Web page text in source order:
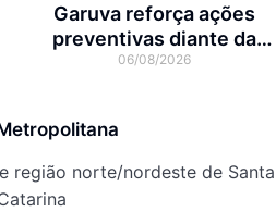
Garuva reforça ações
preventivas diante da
previsão de atuação do El
06/08/2026
região norte/nordeste de Santa